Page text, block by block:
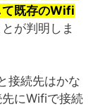
て既存のWifi
が判明しま
接続先はかな
にWifiで接続